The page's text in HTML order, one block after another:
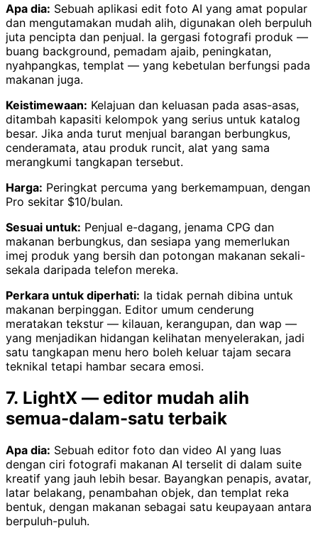
Apa dia: Sebuah aplikasi edit foto AI yang amat popular
dan mengutamakan mudah alih, digunakan oleh berpuluh
juta pencipta dan penjual. Ia gergasi fotografi produk —
buang background, pemadam ajaib, peningkatan,
nyahpangkas, templat — yang kebetulan berfungsi pada
makanan juga.
Keistimewaan: Kelajuan dan keluasan pada asas-asas,
ditambah kapasiti kelompok yang serius untuk katalog
besar. Jika anda turut menjual barangan berbungkus,
cenderamata, atau produk runcit, alat yang sama
merangkumi tangkapan tersebut.
Harga: Peringkat percuma yang berkemampuan, dengan
Pro sekitar $10/bulan.
Sesuai untuk: Penjual e-dagang, jenama CPG dan
makanan berbungkus, dan sesiapa yang memerlukan
imej produk yang bersih dan potongan makanan sekali-
sekala daripada telefon mereka.
Perkara untuk diperhati: Ia tidak pernah dibina untuk
makanan berpinggan. Editor umum cenderung
meratakan tekstur — kilauan, kerangupan, dan wap —
yang menjadikan hidangan kelihatan menyelerakan, jadi
satu tangkapan menu hero boleh keluar tajam secara
teknikal tetapi hambar secara emosi.
7. LightX — editor mudah alih
semua-dalam-satu terbaik
Apa dia: Sebuah editor foto dan video AI yang luas
dengan ciri fotografi makanan AI terselit di dalam suite
kreatif yang jauh lebih besar. Bayangkan penapis, avatar,
latar belakang, penambahan objek, dan templat reka
bentuk, dengan makanan sebagai satu keupayaan antara
berpuluh-puluh.